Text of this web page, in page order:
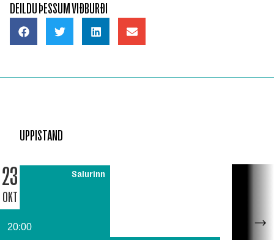
DEILDU ÞESSUM VIÐBURÐI
UPPISTAND
23
OKT
Salurinn
20:00